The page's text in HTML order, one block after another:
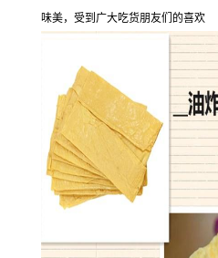
味美，受到广大吃货朋友们的喜欢